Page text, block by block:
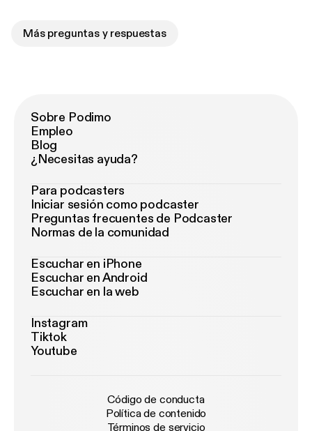
Más preguntas y respuestas
Sobre Podimo
Empleo
Blog
¿Necesitas ayuda?
Para podcasters
Iniciar sesión como podcaster
Preguntas frecuentes de Podcaster
Normas de la comunidad
Escuchar en iPhone
Escuchar en Android
Escuchar en la web
Instagram
Tiktok
Youtube
Código de conducta
Política de contenido
Términos de servicio